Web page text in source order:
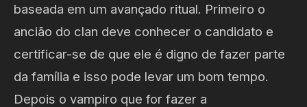
baseada em um avançado ritual. Primeiro o
ancião do clan deve conhecer o candidato e
certificar-se de que ele é digno de fazer parte
da família e isso pode levar um bom tempo.
Depois o vampiro que for fazer a